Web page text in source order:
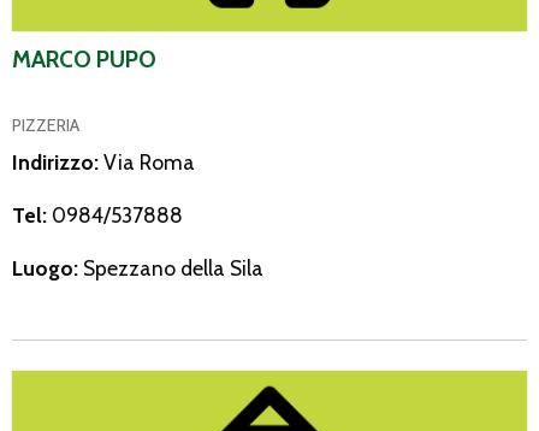
MARCO PUPO
PIZZERIA
Indirizzo:Via Roma
Tel: 0984/537888
Luogo: Spezzano della Sila